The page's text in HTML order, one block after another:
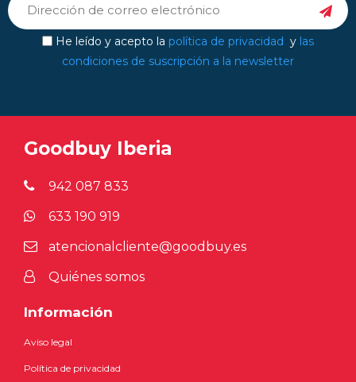
He leído y acepto la política de privacidad y las
condiciones de suscripción a la newsletter
Goodbuy Iberia
942 087 833
633 190 919
atencionalcliente@goodbuy.es
Quiénes somos
Información
Aviso legal
Política de privacidad